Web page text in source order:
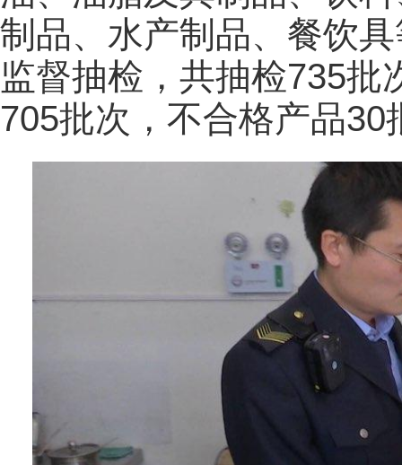
制品、水产制品、餐饮
监督抽检，共抽检735批
705批次，不合格产品